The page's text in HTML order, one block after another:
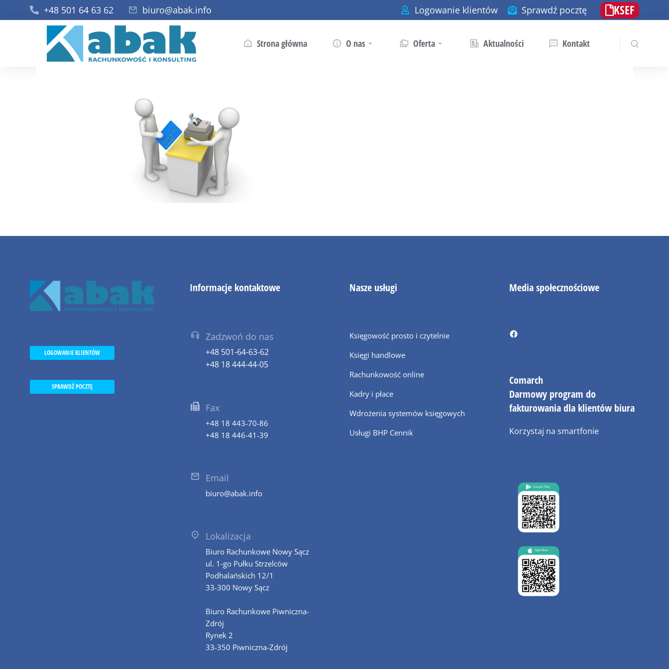
+48 501 64 63 62 biuro@abak.info Logowanie klientów Sprawdź pocztę KSEF
Strona główna O nas Oferta Aktualności Kontakt
LOGOWANIE KLIENTÓW
SPRAWDŹ POCZTĘ
Informacje kontaktowe
Zadzwoń do nas
+48 501-64-63-62
+48 18 444-44-05
Fax
+48 18 443-70-86
+48 18 446-41-39
Email
biuro@abak.info
Lokalizacja
Biuro Rachunkowe Nowy Sącz
ul. 1-go Pułku Strzelców
Podhalańskich 12/1
33-300 Nowy Sącz
Biuro Rachunkowe Piwniczna-
Zdrój
Rynek 2
33-350 Piwniczna-Zdrój
Nasze usługi
Księgowość prosto i czytelnie
Księgi handlowe
Rachunkowość online
Kadry i płace
Wdrożenia systemów księgowych
Usługi BHP Cennik
Media społecznościowe
Comarch
Darmowy program do
fakturowania dla klientów biura
Korzystaj na smartfonie